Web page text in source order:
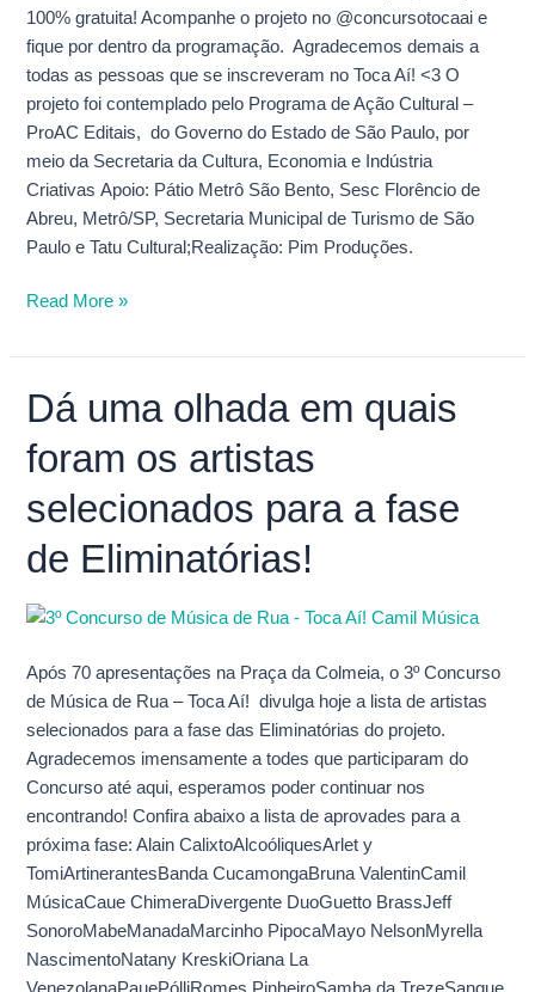
100% gratuita! Acompanhe o projeto no @concursotocaai e
fique por dentro da programação. Agradecemos demais a
todas as pessoas que se inscreveram no Toca Aí! <3 O
projeto foi contemplado pelo Programa de Ação Cultural –
ProAC Editais, do Governo do Estado de São Paulo, por
meio da Secretaria da Cultura, Economia e Indústria
Criativas Apoio: Pátio Metrô São Bento, Sesc Florêncio de
Abreu, Metrô/SP, Secretaria Municipal de Turismo de São
Paulo e Tatu Cultural;Realização: Pim Produções.
Read More »
Dá uma olhada em quais
foram os artistas
selecionados para a fase
de Eliminatórias!
Após 70 apresentações na Praça da Colmeia, o 3º Concurso
de Música de Rua – Toca Aí! divulga hoje a lista de artistas
selecionados para a fase das Eliminatórias do projeto.
Agradecemos imensamente a todes que participaram do
Concurso até aqui, esperamos poder continuar nos
encontrando! Confira abaixo a lista de aprovades para a
próxima fase: Alain CalixtoAlcoóliquesArlet y
TomiArtinerantesBanda CucamongaBruna ValentinCamil
MúsicaCaue ChimeraDivergente DuoGuetto BrassJeff
SonoroMabeManadaMarcinho PipocaMayo NelsonMyrella
NascimentoNatany KreskiOriana La
Dá
uma
olhada
quais
foram
os
selecionados
a
fase
de
Eliminatórias!